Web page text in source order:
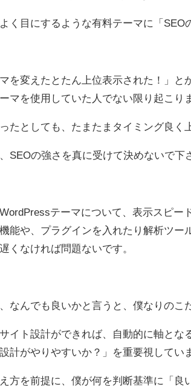
く目にするような有料テーマに「SEO
マを変えたとたん上位表示された！」
マを使用していた人でない限り起こり
ったとしても、たまたまタイミング良く
SEOの強さを真に受けて決めないで下
テーマについて、表示スピー
能や、プラグインを入れたり解析ツー
くなければ問題ないです。
なんでも良いかと言うと、僕なりのこ
イト設計ができれば、自動的に軸とな
計がやりやすいか？」を重要視してい
方を前提に、僕が何を判断基準に「